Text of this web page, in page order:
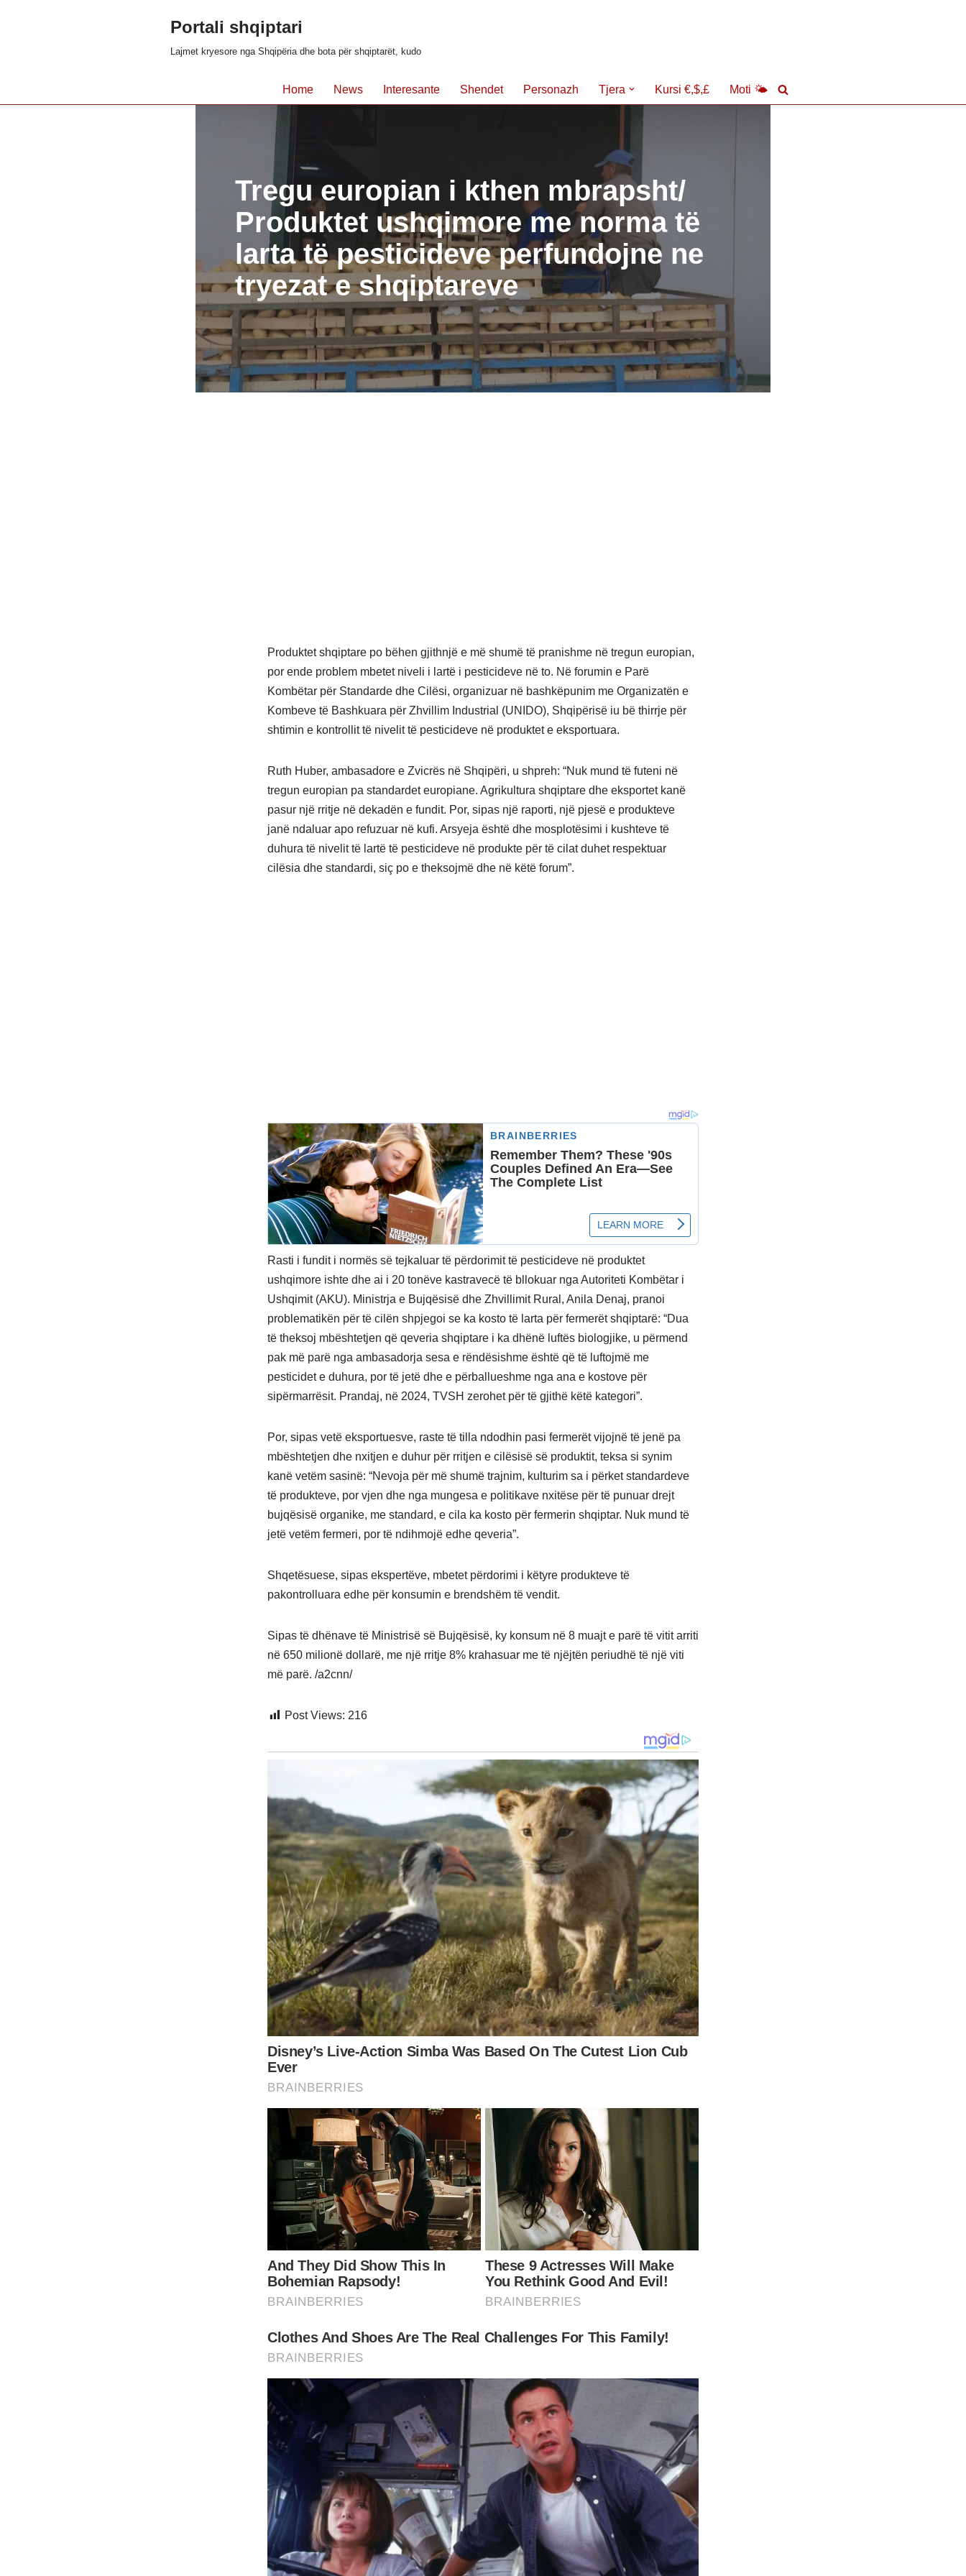
Portali shqiptari
Lajmet kryesore nga Shqipëria dhe bota për shqiptarët, kudo
Home News Interesante Shendet Personazh Tjera Kursi €,$,£ Moti 🌤
Tregu europian i kthen mbrapsht/
Produktet ushqimore me norma të
larta të pesticideve perfundojne ne
tryezat e shqiptareve
Produktet shqiptare po bëhen gjithnjë e më shumë të pranishme në tregun europian,
por ende problem mbetet niveli i lartë i pesticideve në to. Në forumin e Parë
Kombëtar për Standarde dhe Cilësi, organizuar në bashkëpunim me Organizatën e
Kombeve të Bashkuara për Zhvillim Industrial (UNIDO), Shqipërisë iu bë thirrje për
shtimin e kontrollit të nivelit të pesticideve në produktet e eksportuara.
Ruth Huber, ambasadore e Zvicrës në Shqipëri, u shpreh: “Nuk mund të futeni në
tregun europian pa standardet europiane. Agrikultura shqiptare dhe eksportet kanë
pasur një rritje në dekadën e fundit. Por, sipas një raporti, një pjesë e produkteve
janë ndaluar apo refuzuar në kufi. Arsyeja është dhe mosplotësimi i kushteve të
duhura të nivelit të lartë të pesticideve në produkte për të cilat duhet respektuar
cilësia dhe standardi, siç po e theksojmë dhe në këtë forum”.
Rasti i fundit i normës së tejkaluar të përdorimit të pesticideve në produktet
ushqimore ishte dhe ai i 20 tonëve kastravecë të bllokuar nga Autoriteti Kombëtar i
Ushqimit (AKU). Ministrja e Bujqësisë dhe Zhvillimit Rural, Anila Denaj, pranoi
problematikën për të cilën shpjegoi se ka kosto të larta për fermerët shqiptarë: “Dua
të theksoj mbështetjen që qeveria shqiptare i ka dhënë luftës biologjike, u përmend
pak më parë nga ambasadorja sesa e rëndësishme është që të luftojmë me
pesticidet e duhura, por të jetë dhe e përballueshme nga ana e kostove për
sipërmarrësit. Prandaj, në 2024, TVSH zerohet për të gjithë këtë kategori”.
Por, sipas vetë eksportuesve, raste të tilla ndodhin pasi fermerët vijojnë të jenë pa
mbështetjen dhe nxitjen e duhur për rritjen e cilësisë së produktit, teksa si synim
kanë vetëm sasinë: “Nevoja për më shumë trajnim, kulturim sa i përket standardeve
të produkteve, por vjen dhe nga mungesa e politikave nxitëse për të punuar drejt
bujqësisë organike, me standard, e cila ka kosto për fermerin shqiptar. Nuk mund të
jetë vetëm fermeri, por të ndihmojë edhe qeveria”.
Shqetësuese, sipas ekspertëve, mbetet përdorimi i këtyre produkteve të
pakontrolluara edhe për konsumin e brendshëm të vendit.
Sipas të dhënave të Ministrisë së Bujqësisë, ky konsum në 8 muajt e parë të vitit arriti
në 650 milionë dollarë, me një rritje 8% krahasuar me të njëjtën periudhë të një viti
më parë. /a2cnn/
Post Views: 216